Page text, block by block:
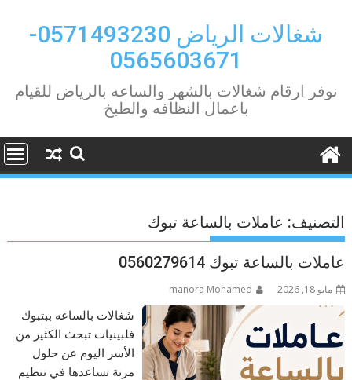
content
شغالات الرياض 0571493230-
0565603671
نوفر ارقام شغالات بالشهر والساعه بالرياض للقيام
باعمال النظافه والطبخ
التصنيف: عاملات بالساعة تبوك
عاملات بالساعة تبوك 0560279614
مايو 18, 2026 manora Mohamed
شغالات بالساعه ببتبوك
فلبينيات تبحث الكثير من
الأسر اليوم عن حلول
مرنة تساعدها في تنظيم